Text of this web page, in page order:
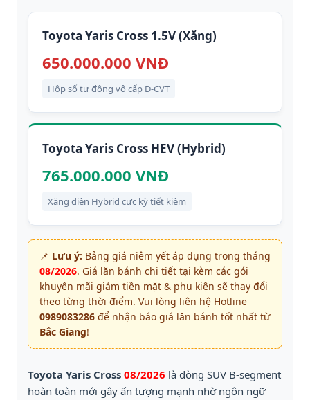
Toyota Yaris Cross 1.5V (Xăng)
650.000.000 VNĐ
Hộp số tự động vô cấp D-CVT
Toyota Yaris Cross HEV (Hybrid)
765.000.000 VNĐ
Xăng điện Hybrid cực kỳ tiết kiệm
📌 Lưu ý: Bảng giá niêm yết áp dụng trong tháng
08/2026. Giá lăn bánh chi tiết tại kèm các gói
khuyến mãi giảm tiền mặt & phụ kiện sẽ thay đổi
theo từng thời điểm. Vui lòng liên hệ Hotline
0989083286 để nhận báo giá lăn bánh tốt nhất từ
Bắc Giang!
Toyota Yaris Cross 08/2026 là dòng SUV B-segment
hoàn toàn mới gây ấn tượng mạnh nhờ ngôn ngữ